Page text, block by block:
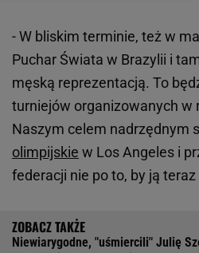
- W bliskim terminie, też w
Puchar Świata w Brazylii i
męską reprezentacją. To
turniejów organizowanych w
Naszym celem nadrzędnym
olimpijskie w Los Angeles i
federacji nie po to, by ją teraz
Niewiarygodne, "uśmiercili" Julię